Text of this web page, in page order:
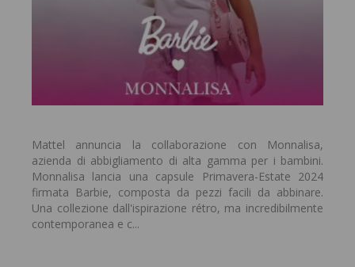
Mattel annuncia la collaborazione con Monnalisa,
azienda di abbigliamento di alta gamma per i bambini.
Monnalisa lancia una capsule Primavera-Estate 2024
firmata Barbie, composta da pezzi facili da abbinare.
Una collezione dall'ispirazione rétro, ma incredibilmente
contemporanea e c...